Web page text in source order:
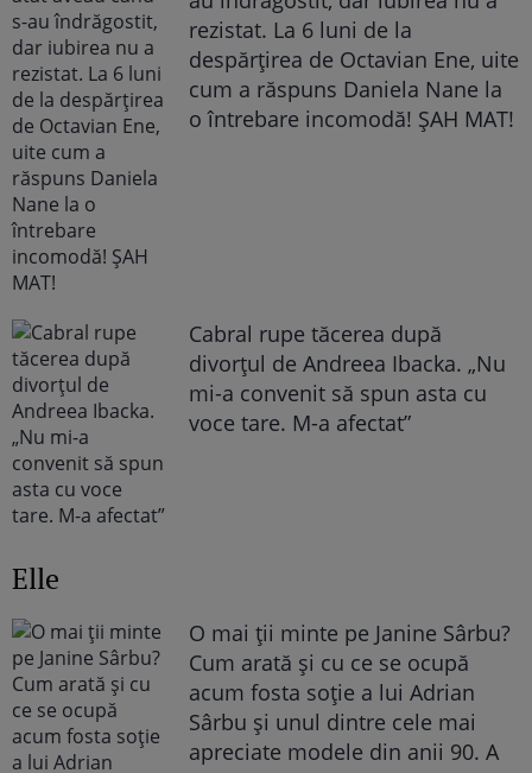
rezistat. La 6 luni de la
despărțirea de Octavian Ene, uite
cum a răspuns Daniela Nane la
o întrebare incomodă! ȘAH MAT!
Cabral rupe tăcerea după
divorțul de Andreea Ibacka. „Nu
mi-a convenit să spun asta cu
voce tare. M-a afectat”
Elle
O mai ții minte pe Janine Sârbu?
Cum arată și cu ce se ocupă
acum fosta soție a lui Adrian
Sârbu și unul dintre cele mai
apreciate modele din anii 90. A